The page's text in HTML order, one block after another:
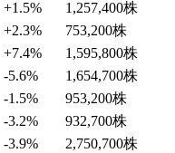
+1.5% 1,257,400株
+2.3% 753,200株
+7.4% 1,595,800株
-5.6% 1,654,700株
-1.5% 953,200株
-3.2% 932,700株
-3.9% 2,750,700株